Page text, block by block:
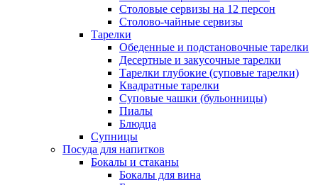
Столовые сервизы на 12 персон
Столово-чайные сервизы
Тарелки
Обеденные и подстановочные тарелки
Десертные и закусочные тарелки
Тарелки глубокие (суповые тарелки)
Квадратные тарелки
Суповые чашки (бульонницы)
Пиалы
Блюдца
Супницы
Посуда для напитков
Бокалы и стаканы
Бокалы для вина